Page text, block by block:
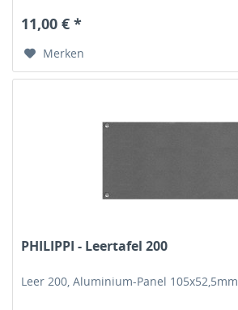
11,00 € *
Merken
PHILIPPI - Leertafel 200
Leer 200, Aluminium-Panel 105x52,5mm